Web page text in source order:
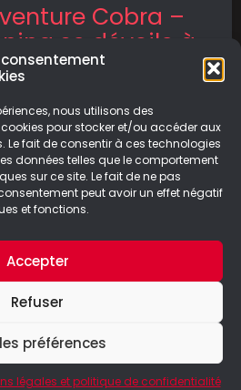
consentement
nous utilisons des
pour stocker et/ou accéder aux
fait de consentir à ces technologies
données telles que le comportement
sur ce site. Le fait de ne pas
peut avoir un effet négatif
et fonctions.
Accepter
Refuser
préférences
légales et politique de confidentialité
Cobra –
se dévoile à
un teaser
Cobra – The Awakening
du monde entier
de revivre les aventures
de
LIRE LA SUITE
10/09/2024
–Mentions légales & Politique de